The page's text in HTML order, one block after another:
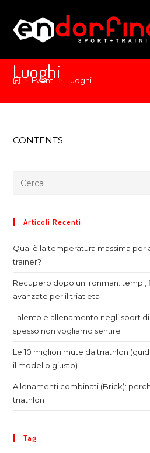
Luoghi
> Eventi > Luoghi
CONTENTS
Articoli Recenti
Qual è la temperatura massima per
trainer?
Recupero dopo un Ironman: tempi,
avanzate per il triatleta
Talento e allenamento negli sport
spesso non vogliamo sentire
Le 10 migliori mute da triathlon
il modello giusto)
Allenamenti combinati (Brick):
triathlon
Tag